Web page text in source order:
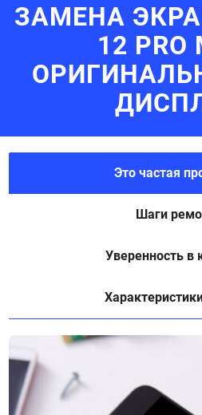
ЗАМЕНА
12 PRO
Это частая
Шаги
Уверенность в